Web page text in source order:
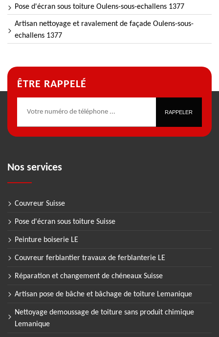
Pose d'écran sous toiture Oulens-sous-echallens 1377
Artisan nettoyage et ravalement de façade Oulens-sous-
echallens 1377
ÊTRE RAPPELÉ
Nos services
Couvreur Suisse
Pose d'écran sous toiture Suisse
Peinture boiserie LE
Couvreur ferblantier travaux de ferblanterie LE
Réparation et changement de chéneaux Suisse
Artisan pose de bâche et bâchage de toiture Lemanique
Nettoyage demoussage de toiture sans produit chimique
Lemanique